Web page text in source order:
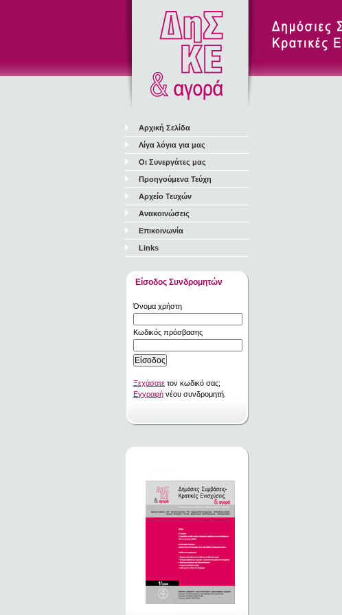
Αρχική Σελίδα
Λίγα λόγια για μας
Οι Συνεργάτες μας
Προηγούμενα Τεύχη
Αρχείο Τευχών
Ανακοινώσεις
Επικοινωνία
Links
Είσοδος Συνδρομητών
Όνομα χρήστη
Κωδικός πρόσβασης
Ξεχάσατε τον κωδικό σας;
Εγγραφή νέου συνδρομητή.